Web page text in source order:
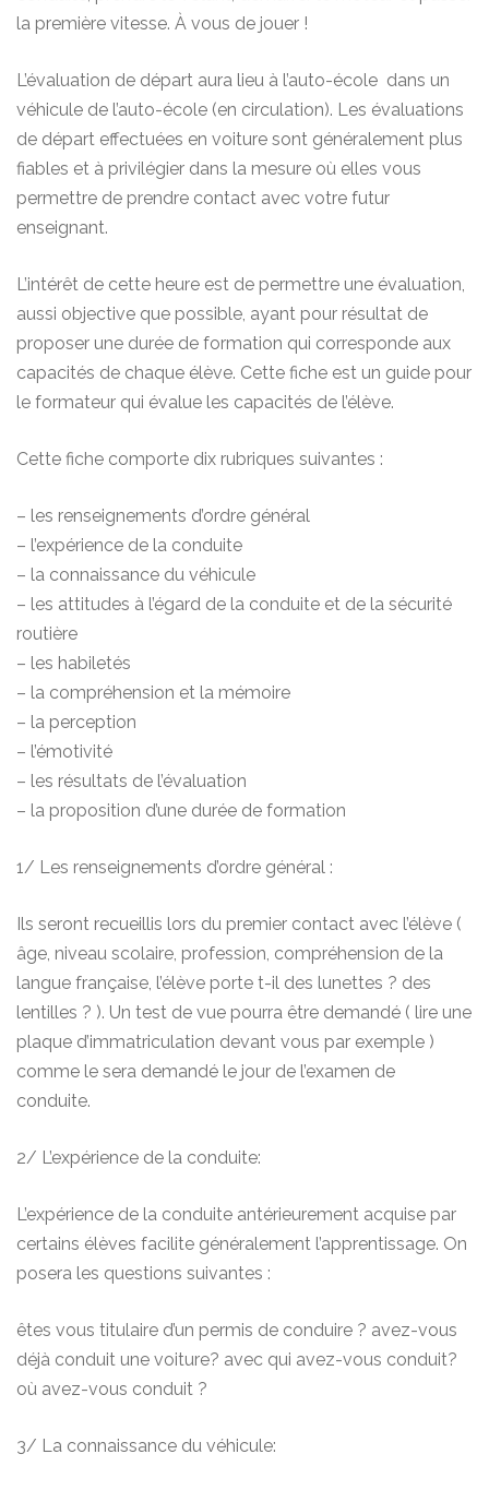
la première vitesse. À vous de jouer !
L’évaluation de départ aura lieu à l’auto-école dans un
véhicule de l’auto-école (en circulation). Les évaluations
de départ effectuées en voiture sont généralement plus
fiables et à privilégier dans la mesure où elles vous
permettre de prendre contact avec votre futur
enseignant.
L’intérêt de cette heure est de permettre une évaluation,
aussi objective que possible, ayant pour résultat de
proposer une durée de formation qui corresponde aux
capacités de chaque élève. Cette fiche est un guide pour
le formateur qui évalue les capacités de l’élève.
Cette fiche comporte dix rubriques suivantes :
– les renseignements d’ordre général
– l’expérience de la conduite
– la connaissance du véhicule
– les attitudes à l’égard de la conduite et de la sécurité
routière
– les habiletés
– la compréhension et la mémoire
– la perception
– l’émotivité
– les résultats de l’évaluation
– la proposition d’une durée de formation
1/ Les renseignements d’ordre général :
Ils seront recueillis lors du premier contact avec l’élève (
âge, niveau scolaire, profession, compréhension de la
langue française, l’élève porte t-il des lunettes ? des
lentilles ? ). Un test de vue pourra être demandé ( lire une
plaque d’immatriculation devant vous par exemple )
comme le sera demandé le jour de l’examen de
conduite.
2/ L’expérience de la conduite:
L’expérience de la conduite antérieurement acquise par
certains élèves facilite généralement l’apprentissage. On
posera les questions suivantes :
êtes vous titulaire d’un permis de conduire ? avez-vous
déjà conduit une voiture? avec qui avez-vous conduit?
où avez-vous conduit ?
3/ La connaissance du véhicule: